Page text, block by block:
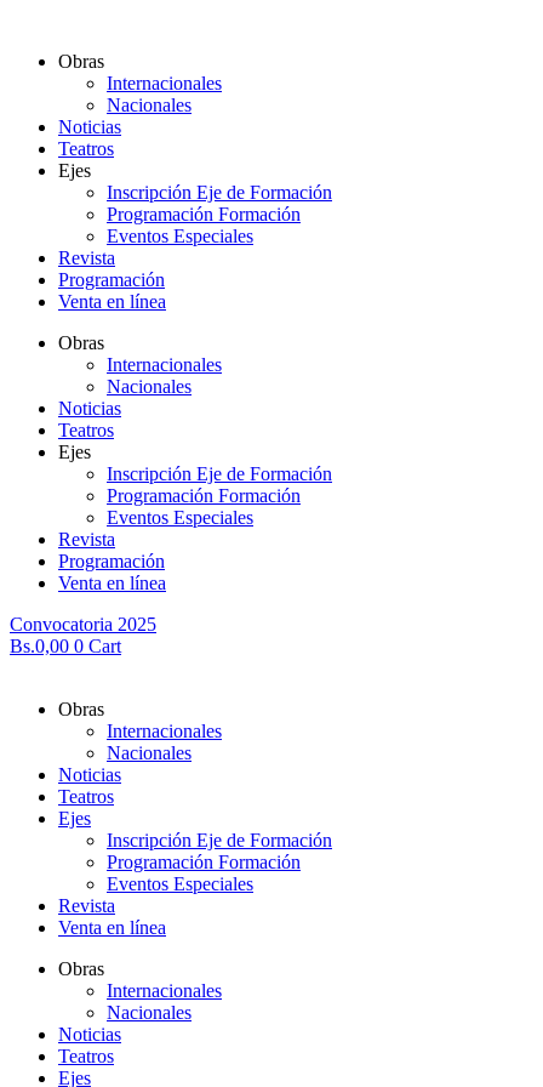
contenidoObras
Internacionales
Nacionales
Noticias
Teatros
Ejes
Inscripción Eje de Formación
Programación Formación
Eventos Especiales
Revista
Programación
Venta en línea
Obras
Internacionales
Nacionales
Noticias
Teatros
Ejes
Inscripción Eje de Formación
Programación Formación
Eventos Especiales
Revista
Programación
Venta en línea
Convocatoria 2025
Bs.0,00 0 Cart
Obras
Internacionales
Nacionales
Noticias
Teatros
Ejes
Inscripción Eje de Formación
Programación Formación
Eventos Especiales
Revista
Venta en línea
Obras
Internacionales
Nacionales
Noticias
Teatros
Ejes